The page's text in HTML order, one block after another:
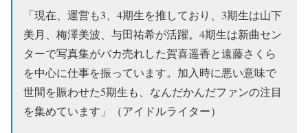
「現在、運営も3、4期生を推しており、3期生は山下
美月、梅澤美波、与田祐希が活躍。4期生は新曲セン
ターで写真集がバカ売れした賀喜遥香と遠藤さくら
を中心に仕事を振っています。加入時に悪い意味で
世間を賑わせた5期生も、なんだかんだファンの注目
を集めています」（アイドルライター）